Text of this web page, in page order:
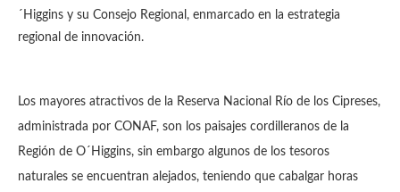
´Higgins y su Consejo Regional, enmarcado en la estrategia
regional de innovación.
Los mayores atractivos de la Reserva Nacional Río de los Cipreses,
administrada por CONAF, son los paisajes cordilleranos de la
Región de O´Higgins, sin embargo algunos de los tesoros
naturales se encuentran alejados, teniendo que cabalgar horas